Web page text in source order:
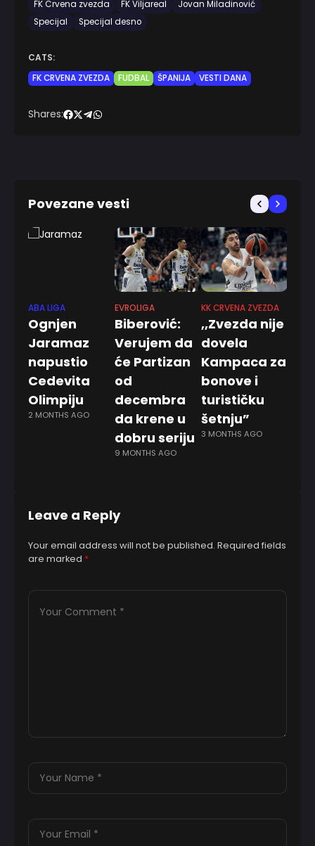
FK Crvena zvezda
FK Viljareal
Jovan Miladinović
Specijal
Specijal desno
CATS:
FK CRVENA ZVEZDA
FUDBAL ŠPANIJA VESTI DANA
Shares:
Povezane vesti
ABA LIGA
Ognjen
Jaramaz
napustio
Cedevita
Olimpiju
2 MONTHS AGO
EVROLIGA
Biberović:
Verujem da
će Partizan
od
decembra
da krene u
dobru seriju
9 MONTHS AGO
KK CRVENA ZVEZDA
,,Zvezda nije
dovela
Kampaca za
bonove i
turističku
šetnju”
3 MONTHS AGO
Leave a Reply
Your email address will not be published. Required fields
are marked *